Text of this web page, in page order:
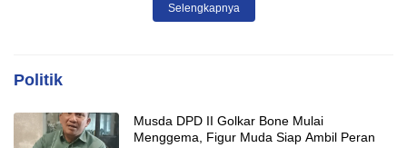
Selengkapnya
Politik
Musda DPD II Golkar Bone Mulai
Menggema, Figur Muda Siap Ambil Peran